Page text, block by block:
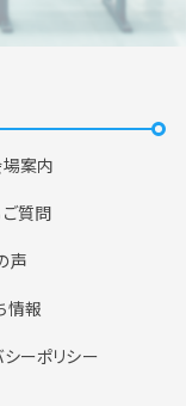
場案内
ご質問
声
情報
シーポリシー